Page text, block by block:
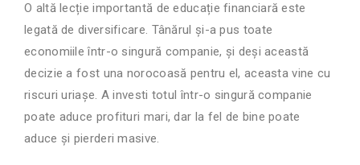
O altă lecție importantă de educație financiară este
legată de diversificare. Tânărul și-a pus toate
economiile într-o singură companie, și deși această
decizie a fost una norocoasă pentru el, aceasta vine cu
riscuri uriașe. A investi totul într-o singură companie
poate aduce profituri mari, dar la fel de bine poate
aduce și pierderi masive.